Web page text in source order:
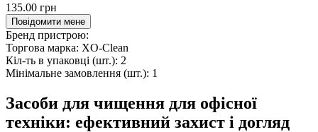
135.00 грн
Повідомити мене
Бренд пристрою:
Торгова марка: XO-Clean
Кіл-ть в упаковці (шт.): 2
Мінімальне замовлення (шт.): 1
Засоби для чищення для офісної
техніки: ефективний захист і догляд